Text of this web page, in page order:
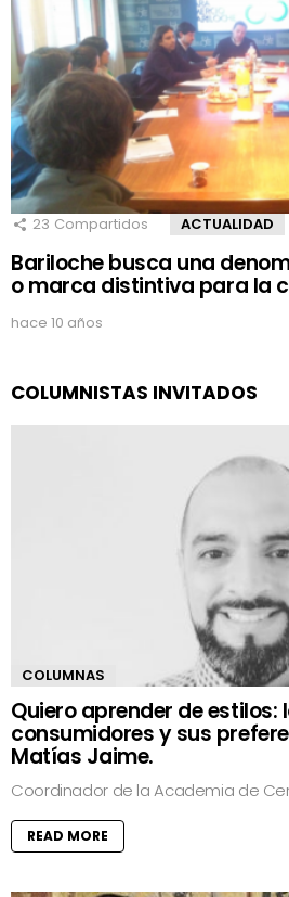
23 Compartidos ACTUALIDAD
Bariloche busca una
o marca distintiva para la
hace 10 años
COLUMNISTAS INVITADOS
COLUMNAS
Quiero aprender de estilos:
consumidores y sus
Matías Jaime.
Coordinador de la Academia de
READ MORE